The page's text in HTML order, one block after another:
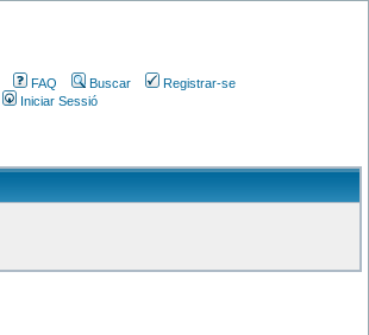
FAQ Buscar
Registrar-se
Iniciar Sessió